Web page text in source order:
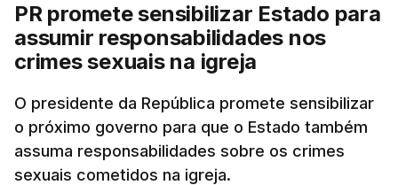
PR promete sensibilizar Estado para
assumir responsabilidades nos
crimes sexuais na igreja
O presidente da República promete sensibilizar
o próximo governo para que o Estado também
assuma responsabilidades sobre os crimes
sexuais cometidos na igreja.